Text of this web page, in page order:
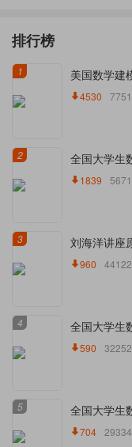
排行榜
1 美国数学建
4530
2 全国大学生
1839
3 刘海洋讲座
960
4 全国大学生
590
5 全国大学生
704